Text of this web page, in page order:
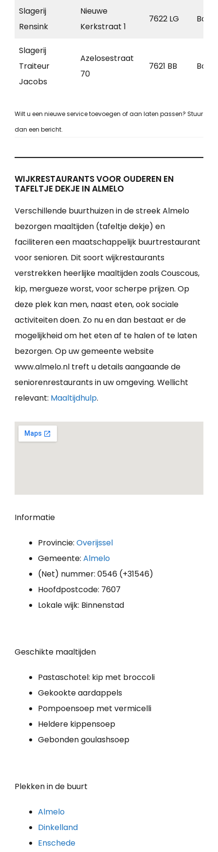
Slagerij
Rensink
Nieuwe
Kerkstraat 1
7622 LG
Slagerij
Traiteur
Jacobs
Azelosestraat
70
7621 BB
Wilt u een nieuwe service toevoegen of aan laten passen? Stuur
dan een bericht.
WIJKRESTAURANTS VOOR OUDEREN EN
TAFELTJE DEKJE IN ALMELO
Verschillende buurthuizen in de streek Almelo
bezorgen maaltijden (tafeltje dekje) en
faciliteren een maatschappelijk buurtrestaurant
voor senioren. Dit soort wijkrestaurants
verstrekken heerlijke maaltijden zoals Couscous,
kip, mergueze worst, voor scherpe prijzen. Op
deze plek kan men, naast eten, ook sociale
activiteiten doen. Zo nu en dan bestaat er de
mogelijkheid om het eten af te halen of te laten
bezorgen. Op uw gemeente website
www.almelo.nl treft u details aangaande de
seniorenrestaurants in uw omgeving. Wellicht
relevant: Maaltijdhulp.
Informatie
Provincie: Overijssel
Gemeente: Almelo
(Net) nummer: 0546 (+31546)
Hoofdpostcode: 7607
Lokale wijk: Binnenstad
Geschikte maaltijden
Pastaschotel: kip met broccoli
Gekookte aardappels
Pompoensoep met vermicelli
Heldere kippensoep
Gebonden goulashsoep
Plekken in de buurt
Almelo
Dinkelland
Enschede